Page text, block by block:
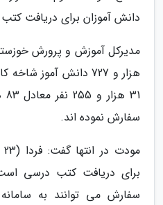
دانش آموزان برای دریافت
هزار و 727 دانش آموز
سفارش نموده اند.
برای دریافت کتب درسی